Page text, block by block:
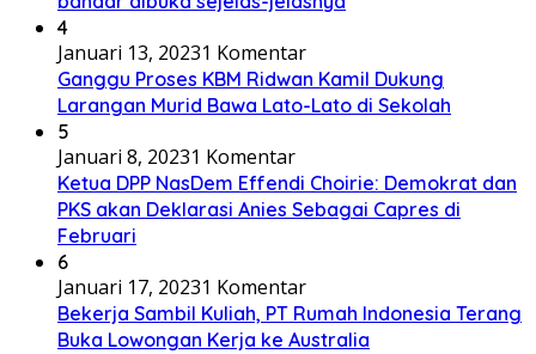
4
Januari 13, 20231 Komentar
Ganggu Proses KBM Ridwan Kamil Dukung
Larangan Murid Bawa Lato-Lato di Sekolah
5
Januari 8, 20231 Komentar
Ketua DPP NasDem Effendi Choirie: Demokrat dan
PKS akan Deklarasi Anies Sebagai Capres di
Februari
6
Januari 17, 20231 Komentar
Bekerja Sambil Kuliah, PT Rumah Indonesia Terang
Buka Lowongan Kerja ke Australia